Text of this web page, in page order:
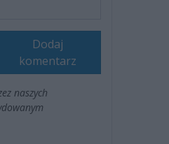
Dodaj
komentarz
naszych